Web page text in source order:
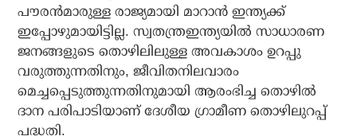
പൗരന്‍മാരുള്ള രാജ്യമായി മാറാന്‍ ഇന്ത്യക്ക്
ഇപ്പോഴുമായിട്ടില്ല. സ്വതന്ത്രഇന്ത്യയില്‍ സാധാരണ
ജനങ്ങളുടെ തൊഴിലിലുള്ള അവകാശം ഉറപ്പു
വരുത്തുന്നതിനും, ജീവിതനിലവാരം
മെച്ചപ്പെടുത്തുന്നതിനുമായി ആരംഭിച്ച തൊഴില്‍
ദാന പരിപാടിയാണ് ദേശീയ ഗ്രാമീണ തൊഴിലുറപ്പ്
പദ്ധതി.